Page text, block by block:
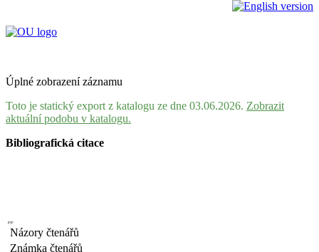
Úplné zobrazení záznamu
Toto je statický export z katalogu ze dne 03.06.2026. Zobrazit
aktuální podobu v katalogu.
Bibliografická citace
Názory čtenářů
Známka čtenářů